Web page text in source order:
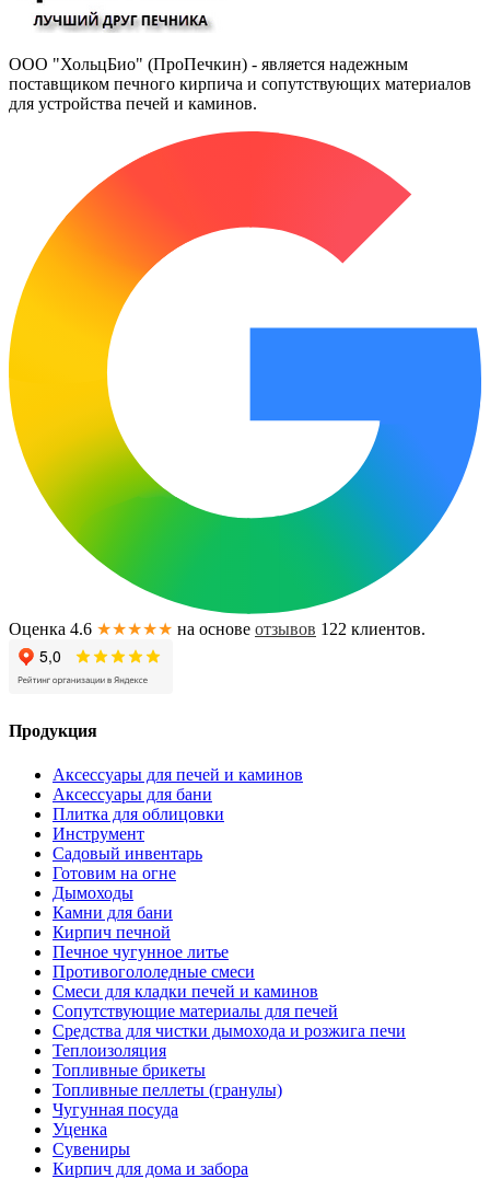
ООО "ХольцБио" (ПроПечкин) - является надежным
поставщиком печного кирпича и сопутствующих материалов
для устройства печей и каминов.
Оценка 4.6 ★★★★★ на основе отзывов 122 клиентов.
Продукция
Аксессуары для печей и каминов
Аксессуары для бани
Плитка для облицовки
Инструмент
Садовый инвентарь
Готовим на огне
Дымоходы
Камни для бани
Кирпич печной
Печное чугунное литье
Противогололедные смеси
Смеси для кладки печей и каминов
Сопутствующие материалы для печей
Средства для чистки дымохода и розжига печи
Теплоизоляция
Топливные брикеты
Топливные пеллеты (гранулы)
Чугунная посуда
Уценка
Сувениры
Кирпич для дома и забора